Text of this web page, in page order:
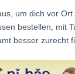
um dich vor
bestellen, mit
besser zurecht